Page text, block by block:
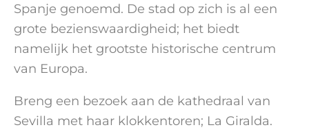
Spanje genoemd. De stad op zich is al een
grote bezienswaardigheid; het biedt
namelijk het grootste historische centrum
van Europa.
Breng een bezoek aan de kathedraal van
Sevilla met haar klokkentoren; La Giralda.